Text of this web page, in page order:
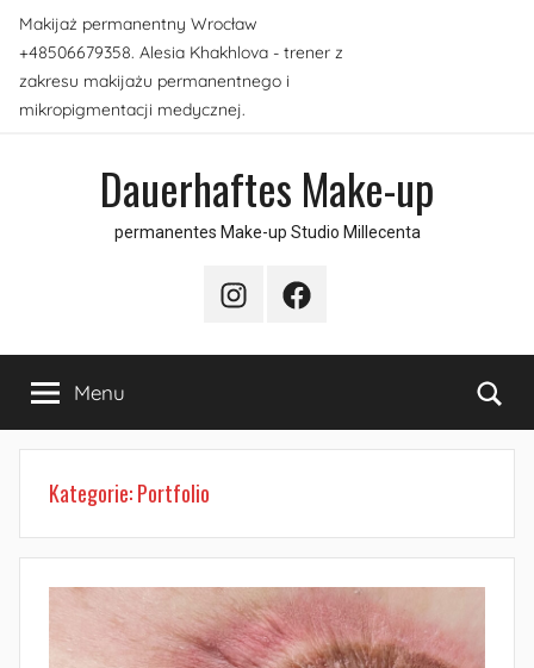
Skip
content
Makijaż permanentny Wrocław
+48506679358. Alesia Khakhlova - trener z
zakresu makijażu permanentnego i
mikropigmentacji medycznej.
Dauerhaftes Make-up
permanentes Make-up Studio Millecenta
InstagramFacebook
Menu
Kategorie:Portfolio